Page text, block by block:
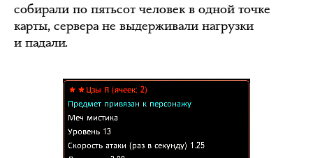
собирали по пятьсот человек в одной точке
карты, сервера не выдерживали нагрузки
и падали.